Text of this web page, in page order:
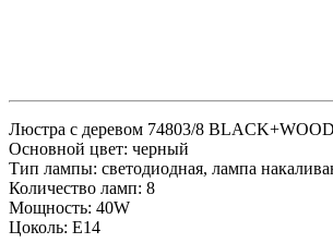
Люстра с деревом 74803/8 BLACK+WOOD
Основной цвет: черный
Тип лампы: светодиодная, лампа
Количество ламп: 8
Мощность: 40W
Цоколь: Е14